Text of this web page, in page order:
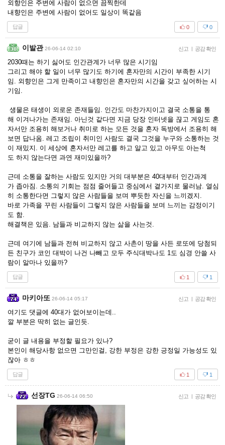
외향인은 주변에 사람이 없으면 끔찍한데
내향인은 주변에 사람이 없어도 일상이 똑같음
답글 0
0
이발관 26-06-14 02:10 신고 | 공감 확인
2030때는 하기 싫어도 인간관계가 너무 많은 시기임
그리고 해야 할 일이 너무 많기도 하기에 혼자만의 시간이 부족한 시기
임. 외향인은 그게 만족이고 내향인은 혼자만의 시간을 갖고 싶어하는 시
기임.
생물은 태생이 외로운 존재들임. 인간도 마찬가지이고 결국 소통을 통
해 이겨나가는 존재임. 아닌것 같다면 지금 당장 인터넷을 끊고 게임도 혼
자서만 조용히 해보거나 취미로 하는 모든 것을 혼자 독방에서 조용히 해
보면 답나옴. 레고 조립이 취미인 사람도 결국 그것을 누구와 소통하는 것
이 재밌지. 이 세상에 혼자서만 레고를 하고 알고 있고 아무도 아는척
도 하지 않는다면 과연 재미있을까?
근데 소통을 잘하는 사람도 있지만 거의 대부분은 40대부터 인간과계
가 좁아짐. 소통의 기회는 점점 줄어들고 중심에서 곁가지로 물러남. 열심
히 소통한다면 그렇지 않은 사람들을 보며 뿌듯한 자신을 느끼겠지.
바로 가족을 꾸린 사람들이 그렇지 않은 사람들을 보며 느끼는 감정이기
도 함.
해결책은 있음. 남들과 비교하지 않는 삶을 사는것.
근데 여기에 남들과 전혀 비교하지 않고 사촌이 땅을 사든 로또에 당첨되
든 친구가 코인 대박이 나건 나빼고 모두 주식대박나도 1도 심경 안쓸 사
람이 알마나 있을까?
답글 1
1
마키아또 26-06-14 05:17 신고 | 공감 확인
여기도 댓글에 40대가 없어보이는데..
깔 부분은 딱히 없는 글인듯.
굳이 글 내용을 부정할 필요가 있나?
본인이 해당사항 없으면 그만인걸, 강한 부정은 강한 긍정일 가능성도 있
잖아 ㅎㅎ
답글 1
1
선장TG 26-06-14 06:50 신고 | 공감 확인